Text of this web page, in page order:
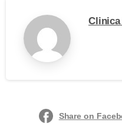
Share on